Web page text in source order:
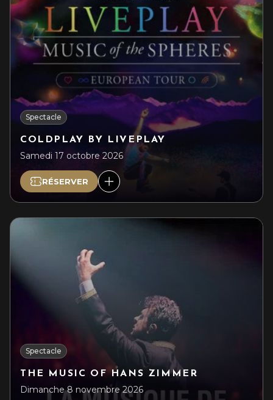
Spectacle
COLDPLAY BY LIVEPLAY
Samedi 17 octobre 2026
RÉSERVER
Spectacle
THE MUSIC OF HANS ZIMMER
Dimanche 8 novembre 2026